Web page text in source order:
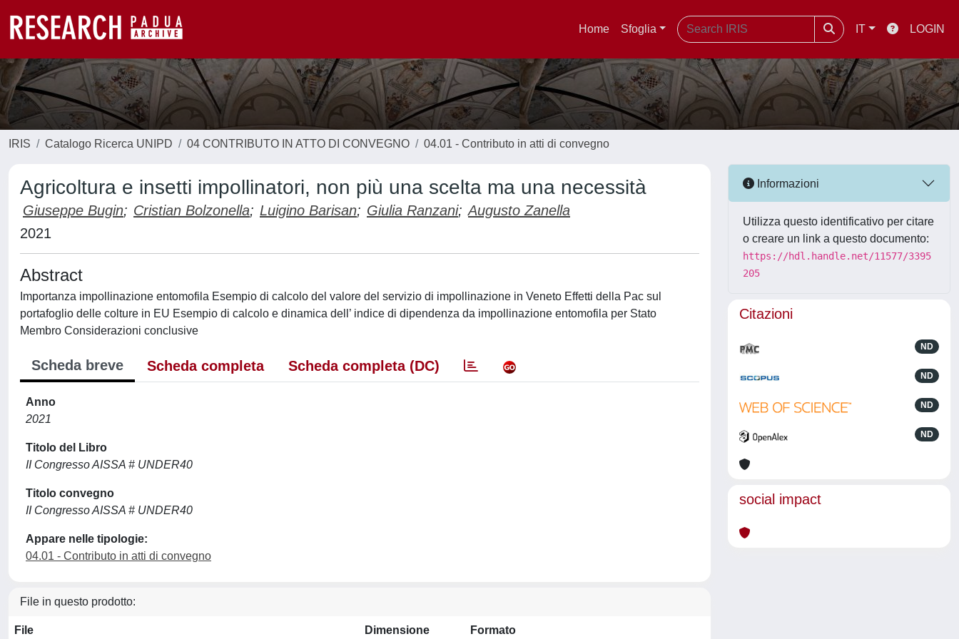
Home Sfoglia IT LOGIN
IRIS Catalogo Ricerca UNIPD 04 CONTRIBUTO IN ATTO DI CONVEGNO 04.01 - Contributo in atti di convegno
Agricoltura e insetti impollinatori, non più una scelta ma una necessità
Giuseppe Bugin; Cristian Bolzonella; Luigino Barisan; Giulia Ranzani; Augusto Zanella
2021
Abstract
Importanza impollinazione entomofila Esempio di calcolo del valore del servizio di impollinazione in Veneto Effetti della Pac sul
portafoglio delle colture in EU Esempio di calcolo e dinamica dell’ indice di dipendenza da impollinazione entomofila per Stato
Membro Considerazioni conclusive
Scheda breve Scheda completa Scheda completa (DC)
Anno
2021
Titolo del Libro
II Congresso AISSA # UNDER40
Titolo convegno
II Congresso AISSA # UNDER40
Appare nelle tipologie:
04.01 - Contributo in atti di convegno
File in questo prodotto:
File Dimensione Formato
Informazioni
Utilizza questo identificativo per citare
o creare un link a questo documento:
https://hdl.handle.net/11577/3395
205
Citazioni
ND
ND
ND
ND
social impact